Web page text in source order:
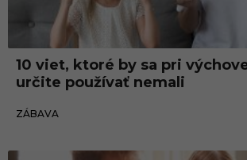
10 viet, ktoré by sa pri
určite používať nemali
ZÁBAVA